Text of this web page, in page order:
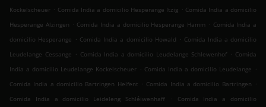
Kockelscheuer . Comida India a domicilio Hesperange Itzig . Comida India a domicilio
Hesperange Alzingen . Comida India a domicilio Hesperange Hamm . Comida India a
domicilio Hesperange . Comida India a domicilio Howald . Comida India a domicilio
Leudelange Cessange . Comida India a domicilio Leudelange Schlewenhof . Comida
India a domicilio Leudelange Kockelscheuer . Comida India a domicilio Leudelange .
Comida India a domicilio Bartringen Helfent . Comida India a domicilio Bartringen .
Comida India a domicilio Leideleng Schléiwenhaff
.
Comida India a domicilio